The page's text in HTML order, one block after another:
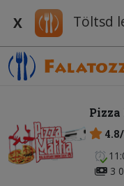
X Töltsd
3